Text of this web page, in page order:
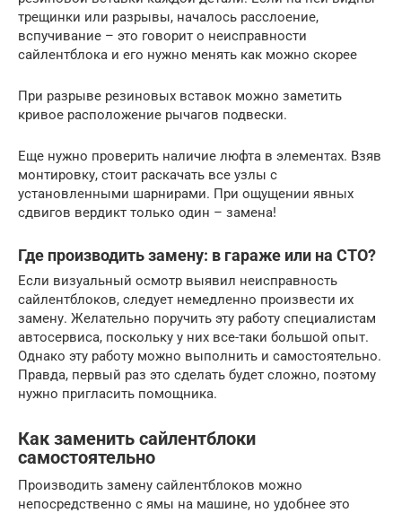
трещинки или разрывы, началось расслоение,
вспучивание – это говорит о неисправности
сайлентблока и его нужно менять как можно скорее
При разрыве резиновых вставок можно заметить
кривое расположение рычагов подвески.
Еще нужно проверить наличие люфта в элементах. Взяв
монтировку, стоит раскачать все узлы с
установленными шарнирами. При ощущении явных
сдвигов вердикт только один – замена!
Где производить замену: в гараже или на СТО?
Если визуальный осмотр выявил неисправность
сайлентблоков, следует немедленно произвести их
замену. Желательно поручить эту работу специалистам
автосервиса, поскольку у них все-таки большой опыт.
Однако эту работу можно выполнить и самостоятельно.
Правда, первый раз это сделать будет сложно, поэтому
нужно пригласить помощника.
Как заменить сайлентблоки
самостоятельно
Производить замену сайлентблоков можно
непосредственно с ямы на машине, но удобнее это